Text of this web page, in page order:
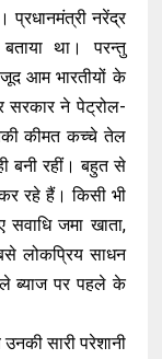
प्रधानमंत्री नरेंद्र
था। परन्तु
आम भारतीयों के
सरकार ने पेट्रोल-
कीमत कच्चे तेल
बनी रहीं। बहुत से
रहे हैं। किसी भी
जमा खाता,
लोकप्रिय साधन
ब्याज पर पहले के
सारी परेशानी